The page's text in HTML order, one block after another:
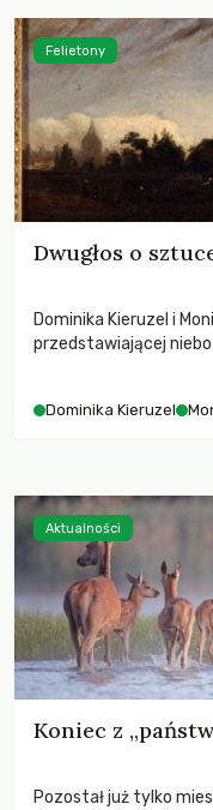
Dwugłos o
Dominika Kieruzel i
przedstawiającej
Dominika Kieruzel
Felietony
Koniec z
Pozostał już tylko
Aktualności